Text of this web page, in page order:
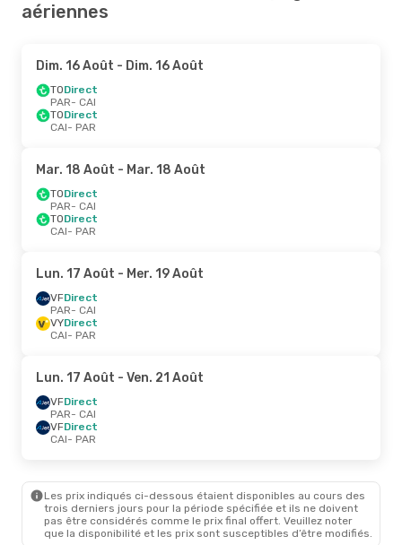
aériennes
Dim. 16 Août - Dim. 16 Août
TODirect
PAR- CAI
TODirect
CAI- PAR
Mar. 18 Août - Mar. 18 Août
TODirect
PAR- CAI
TODirect
CAI- PAR
Lun. 17 Août - Mer. 19 Août
VFDirect
PAR- CAI
VYDirect
CAI- PAR
Lun. 17 Août - Ven. 21 Août
VFDirect
PAR- CAI
VFDirect
CAI- PAR
Les prix indiqués ci-dessous étaient disponibles au cours des
trois derniers jours pour la période spécifiée et ils ne doivent
pas être considérés comme le prix final offert. Veuillez noter
que la disponibilité et les prix sont susceptibles d’être modifiés.